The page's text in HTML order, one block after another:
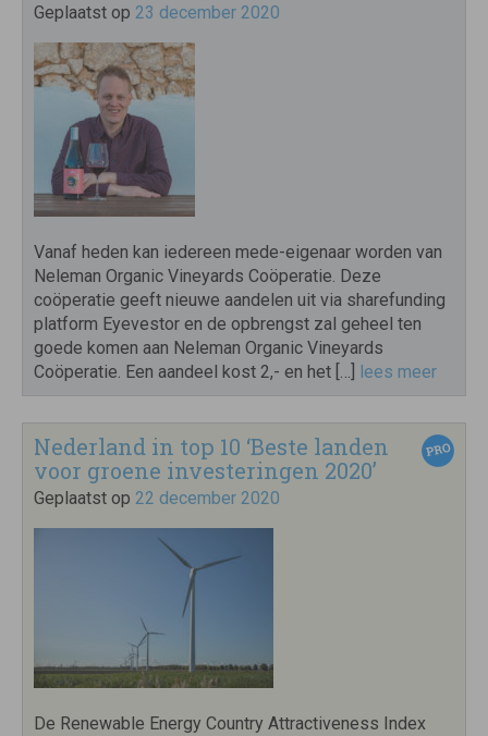
Geplaatst op 23 december 2020
Vanaf heden kan iedereen mede-eigenaar worden van
Neleman Organic Vineyards Coöperatie. Deze
coöperatie geeft nieuwe aandelen uit via sharefunding
platform Eyevestor en de opbrengst zal geheel ten
goede komen aan Neleman Organic Vineyards
Coöperatie. Een aandeel kost 2,- en het […] lees meer
Nederland in top 10 ‘Beste landen
voor groene investeringen 2020’
Geplaatst op 22 december 2020
De Renewable Energy Country Attractiveness Index